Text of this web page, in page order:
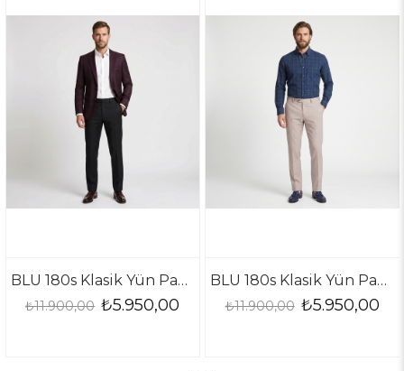
BLU 180s Klasik Yün Pantolon
₺5.950,00
₺11.900,00
BLU 180s Klasik Yün Pantolon
₺5.950,00
₺11.900,00